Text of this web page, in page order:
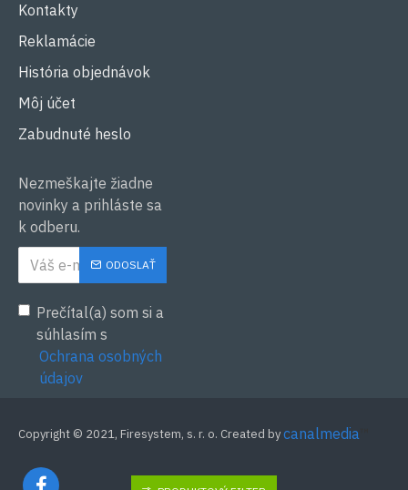
Kontakty
Reklamácie
História objednávok
Môj účet
Zabudnuté heslo
Nezmeškajte žiadne
novinky a prihláste sa
k odberu.
ODOSLAŤ
Prečítal(a) som si a
súhlasím s
Ochrana osobných
údajov
Copyright © 2021, Firesystem, s. r. o. Created bycanalmedia